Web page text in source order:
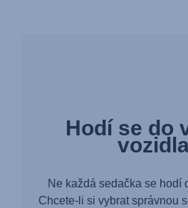
Hodí se do
Ne každá sedačka se hodí
Chcete-li si vybrat správnou